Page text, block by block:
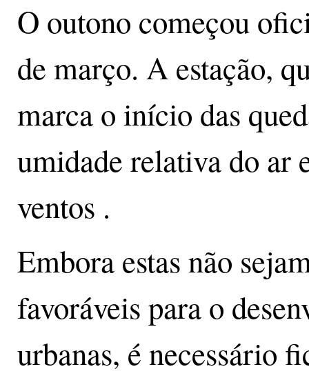
O outono começou
de março. A estação,
marca o início das
umidade relativa do ar
ventos .
Embora estas não
favoráveis para o
urbanas, é necessário